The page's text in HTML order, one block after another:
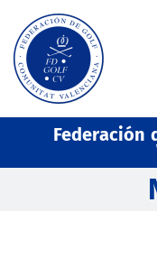
Federación